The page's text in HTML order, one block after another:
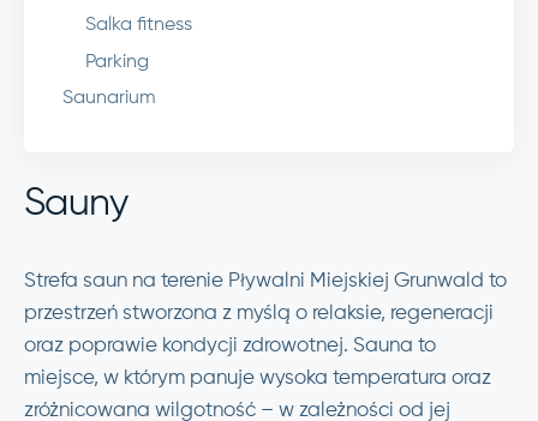
Salka fitness
Parking
Saunarium
Sauny
Strefa saun na terenie Pływalni Miejskiej Grunwald to
przestrzeń stworzona z myślą o relaksie, regeneracji
oraz poprawie kondycji zdrowotnej. Sauna to
miejsce, w którym panuje wysoka temperatura oraz
zróżnicowana wilgotność – w zależności od jej